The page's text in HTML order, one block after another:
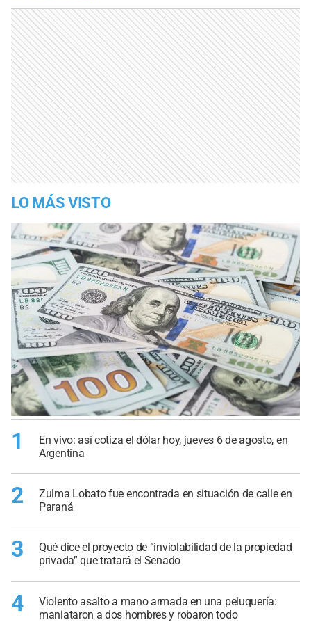
LO MÁS VISTO
1
En vivo: así cotiza el dólar hoy, jueves 6 de agosto, en
Argentina
2
Zulma Lobato fue encontrada en situación de calle en
Paraná
3
Qué dice el proyecto de “inviolabilidad de la propiedad
privada” que tratará el Senado
4
Violento asalto a mano armada en una peluquería:
maniataron a dos hombres y robaron todo